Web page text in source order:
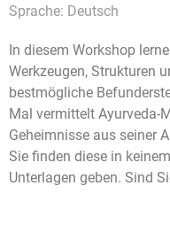
Sprache: Deutsch
In diesem Workshop
Werkzeugen, Strukturen
bestmögliche
Mal vermittelt Ayurveda-
Geheimnisse aus seiner
Sie finden diese in
Unterlagen geben. Sind